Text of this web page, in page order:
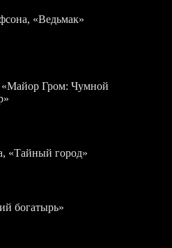
«Ведьмак»
Гром: Чумной
«Тайный город»
богатырь»